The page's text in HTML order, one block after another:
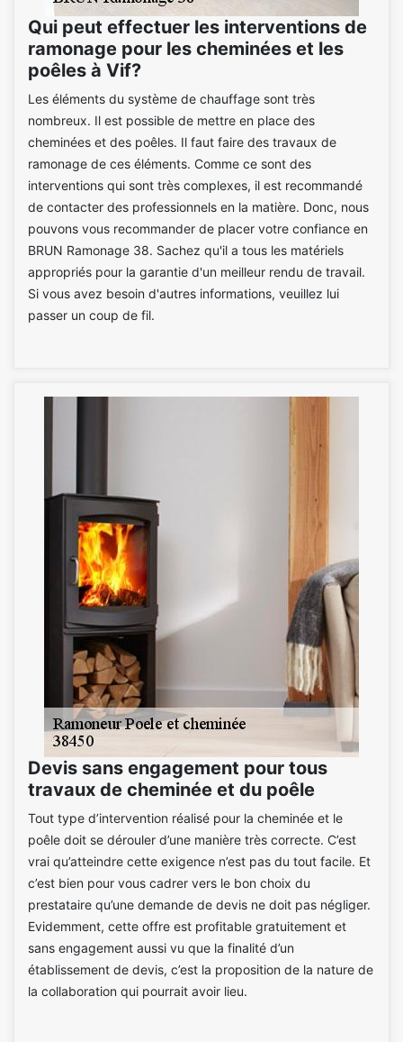
Qui peut effectuer les interventions de
ramonage pour les cheminées et les
poêles à Vif?
Les éléments du système de chauffage sont très
nombreux. Il est possible de mettre en place des
cheminées et des poêles. Il faut faire des travaux de
ramonage de ces éléments. Comme ce sont des
interventions qui sont très complexes, il est recommandé
de contacter des professionnels en la matière. Donc, nous
pouvons vous recommander de placer votre confiance en
BRUN Ramonage 38. Sachez qu'il a tous les matériels
appropriés pour la garantie d'un meilleur rendu de travail.
Si vous avez besoin d'autres informations, veuillez lui
passer un coup de fil.
Devis sans engagement pour tous
travaux de cheminée et du poêle
Tout type d’intervention réalisé pour la cheminée et le
poêle doit se dérouler d’une manière très correcte. C’est
vrai qu’atteindre cette exigence n’est pas du tout facile. Et
c’est bien pour vous cadrer vers le bon choix du
prestataire qu’une demande de devis ne doit pas négliger.
Evidemment, cette offre est profitable gratuitement et
sans engagement aussi vu que la finalité d’un
établissement de devis, c’est la proposition de la nature de
la collaboration qui pourrait avoir lieu.